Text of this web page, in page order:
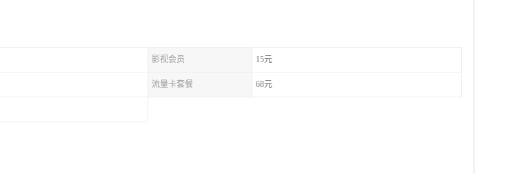
影视会员 15元
流量卡套餐 68元